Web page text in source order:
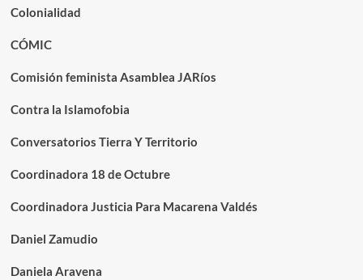
Colonialidad
CÓMIC
Comisión feminista Asamblea JARíos
Contra la Islamofobia
Conversatorios Tierra Y Territorio
Coordinadora 18 de Octubre
Coordinadora Justicia Para Macarena Valdés
Daniel Zamudio
Daniela Aravena